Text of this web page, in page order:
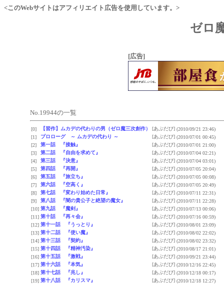
<このWebサイトはアフィリエイト広告を使用しています。>
ゼロ
[広告]
No.19944の一覧
[0] 【習作】ムカデの代わりの男（ゼロ魔三次創作） [あぶだび] (2010/09/21 23:46)
[1]
プロローグ ～ ムカデの代わり ～ [あぶだび] (2010/07/01 00:45)
[2]
第一話 『接触』 [あぶだび] (2010/07/01 21:00)
[3]
第二話 『自由を求めて』 [あぶだび] (2010/07/04 02:21)
[4]
第三話 『決意』 [あぶだび] (2010/07/04 03:01)
[5]
第四話 『再開』 [あぶだび] (2010/07/05 20:04)
[6]
第五話 『旅立ち』 [あぶだび] (2010/07/05 00:08)
[7]
第六話 『空高く』 [あぶだび] (2010/07/05 20:49)
[8]
第七話 『変わり始めた日常』 [あぶだび] (2010/07/11 22:31)
[9]
第八話 『闇の貴公子と絶望の魔女』 [あぶだび] (2010/07/11 22:28)
[10] 第九話 『魔剣』 [あぶだび] (2010/07/13 00:06)
[11] 第十話 『再々会』 [あぶだび] (2010/07/16 00:59)
[12] 第十一話 『うっとり』 [あぶだび] (2010/08/01 23:09)
[13] 第十二話 『使い魔』 [あぶだび] (2010/08/02 22:02)
[14] 第十三話 『契約』 [あぶだび] (2010/08/02 23:32)
[15] 第十四話 『精神汚染』 [あぶだび] (2010/08/17 21:01)
[16] 第十五話 『激戦』 [あぶだび] (2010/09/21 23:44)
[17] 第十六話 『本気』 [あぶだび] (2010/12/16 22:45)
[18] 第十七話 『兆し』 [あぶだび] (2010/12/18 00:17)
[19] 第十八話 『カリスマ』 [あぶだび] (2010/12/18 12:27)